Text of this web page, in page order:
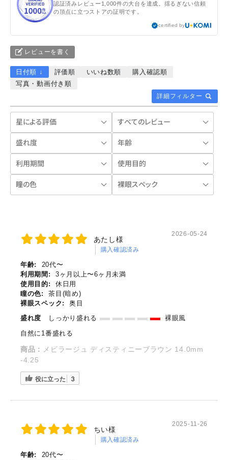
認証済みレビュー1,000件の大台を達成。揺るぎない信頼
の頂点に立つストアの証明です。
certified by
レビューを書く
詳細フィルター
日付順 ↓ 評価順 いいね数順
購入確認順
写真・動画付き順
あたし様
購入確認済み
2026-05-24
年齢:
20代〜
利用期間:
3ヶ月以上〜6ヶ月未満
使用目的:
休日用
瞳の色:
茶目(暗め)
裸眼スペック:
奥目
盛れ度
しっかり盛れる
裸眼風
自然に1番盛れる
商品：
メビラージュ ディスティニーブラウン 14.0mm
-4.25
役に立った 3
ちい様
購入確認済み
2025-11-26
年齢:
20代〜